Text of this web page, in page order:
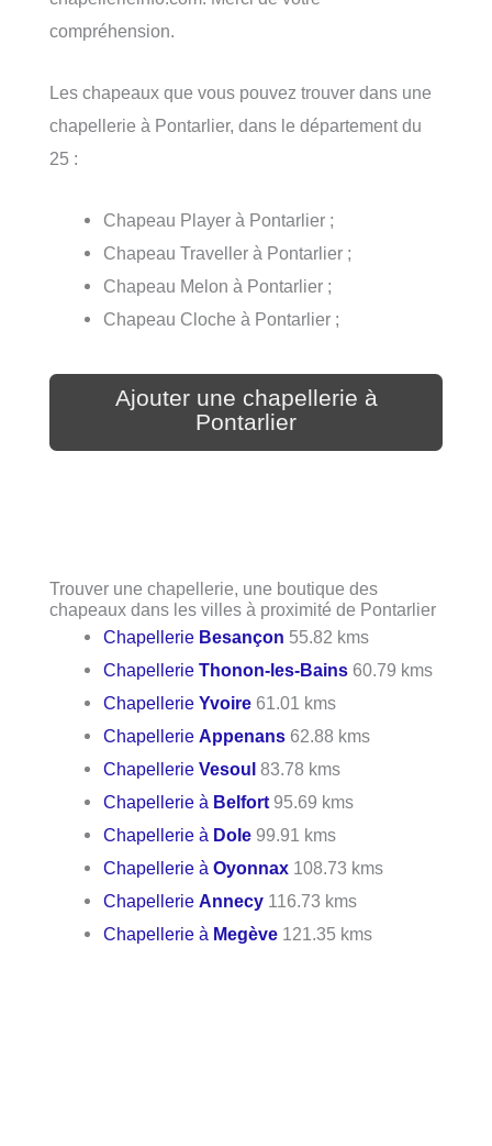
compréhension.
Les chapeaux que vous pouvez trouver dans une
chapellerie à Pontarlier, dans le département du
25 :
Chapeau Player à Pontarlier ;
Chapeau Traveller à Pontarlier ;
Chapeau Melon à Pontarlier ;
Chapeau Cloche à Pontarlier ;
Ajouter une chapellerie à
Pontarlier
Trouver une chapellerie, une boutique des
chapeaux dans les villes à proximité de Pontarlier
Chapellerie Besançon 55.82 kms
ChapellerieThonon-les-Bains 60.79 kms
ChapellerieYvoire 61.01 kms
ChapellerieAppenans 62.88 kms
ChapellerieVesoul 83.78 kms
Chapellerie à Belfort 95.69 kms
Chapellerie à Dole 99.91 kms
Chapellerie àOyonnax 108.73 kms
ChapellerieAnnecy 116.73 kms
Chapellerie à Megève 121.35 kms